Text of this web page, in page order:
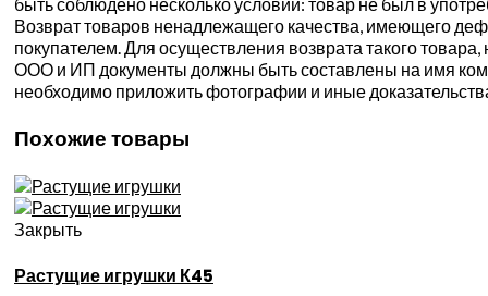
быть соблюдено несколько условий: товар не был в
Возврат товаров ненадлежащего качества, имеющего
покупателем. Для осуществления возврата такого
ООО и ИП документы должны быть составлены на имя
необходимо приложить фотографии и иные
Похожие товары
Закрыть
Растущие игрушки К45